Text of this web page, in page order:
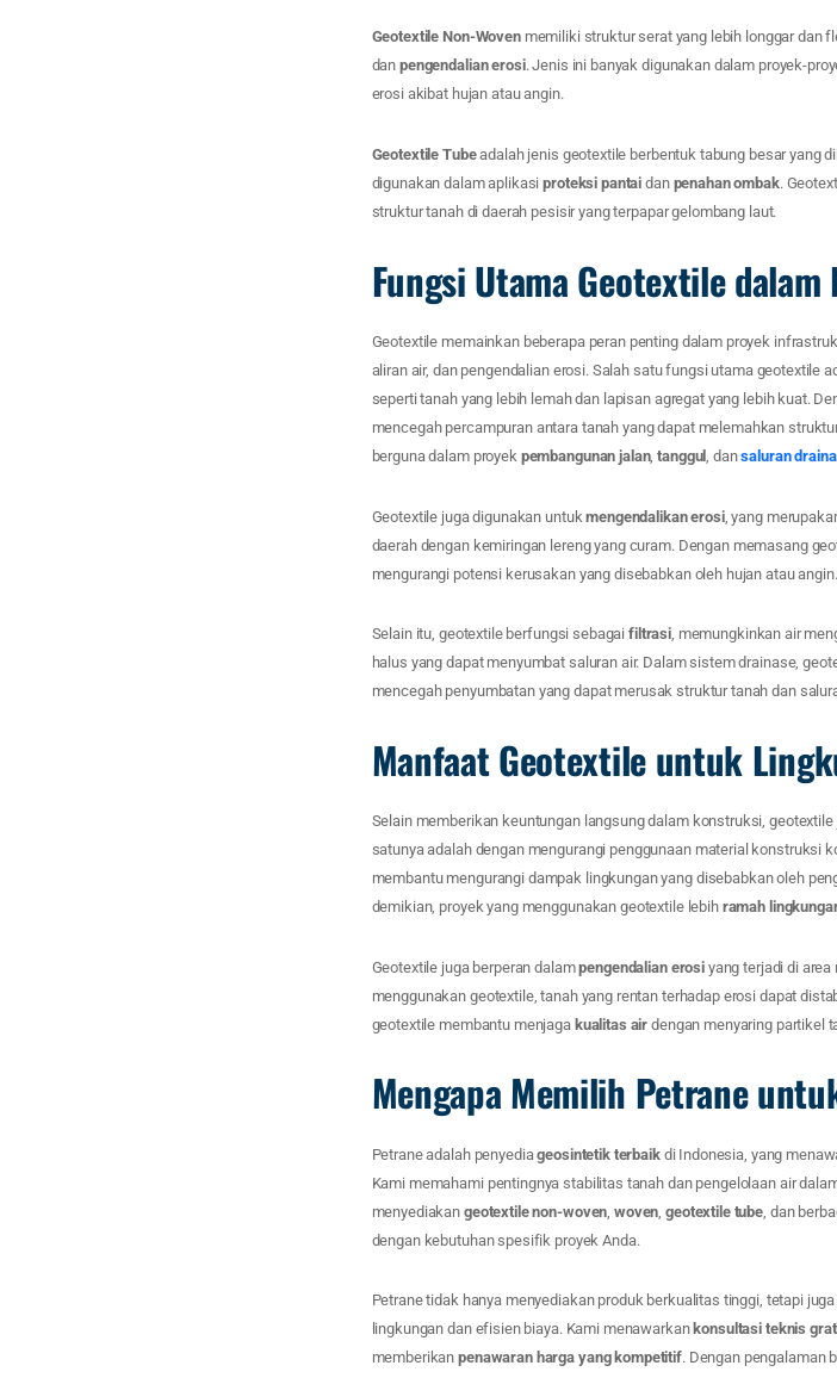
Geotextile Non-Wovenmemiliki struktur serat yang lebih longgar dan
dan pengendalian erosi. Jenis ini banyak digunakan dalam proyek-
erosi akibat hujan atau angin.
Geotextile Tubeadalah jenis geotextile berbentuk tabung besar yang
digunakan dalam aplikasiproteksi pantai dan penahan ombak.
struktur tanah di daerah pesisir yang terpapar gelombang laut.
Fungsi Utama Geotextile
Geotextile memainkan beberapa peran penting dalam proyek
aliran air, dan pengendalian erosi. Salah satu fungsi utama geotextile
seperti tanah yang lebih lemah dan lapisan agregat yang lebih kuat.
mencegah percampuran antara tanah yang dapat melemahkan
berguna dalam proyek pembangunan jalan,tanggul, dansaluran
Geotextile juga digunakan untukmengendalikan erosi, yang
daerah dengan kemiringan lereng yang curam. Dengan memasang
mengurangi potensi kerusakan yang disebabkan oleh hujan atau angin.
Selain itu, geotextile berfungsi sebagaifiltrasi, memungkinkan air
halus yang dapat menyumbat saluran air. Dalam sistem drainase,
mencegah penyumbatan yang dapat merusak struktur tanah dan
Manfaat Geotextile untuk
Selain memberikan keuntungan langsung dalam konstruksi,
satunya adalah dengan mengurangi penggunaan material konstruksi
membantu mengurangi dampak lingkungan yang disebabkan oleh
demikian, proyek yang menggunakan geotextile lebih ramah
Geotextile juga berperan dalampengendalian erosi yang terjadi di
menggunakan geotextile, tanah yang rentan terhadap erosi dapat
geotextile membantu menjaga kualitas air dengan menyaring partikel
Mengapa Memilih Petrane
Petrane adalah penyediageosintetik terbaikdi Indonesia, yang
Kami memahami pentingnya stabilitas tanah dan pengelolaan air
menyediakan geotextile non-woven woven ,geotextile tube , dan
dengan kebutuhan spesifik proyek Anda.
Petrane tidak hanya menyediakan produk berkualitas tinggi, tetapi
lingkungan dan efisien biaya. Kami menawarkan konsultasi teknis
memberikanpenawaran harga yang kompetitif. Dengan pengalaman